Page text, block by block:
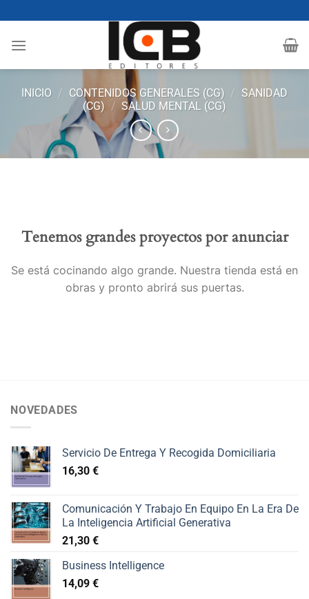
al
contenido
INICIO / CONTENIDOS GENERALES (CG) / SANIDAD
(CG) / SALUD MENTAL (CG)
Tenemos grandes proyectos por anunciar
Se está cocinando algo grande. Nuestra tienda está en
obras y pronto abrirá sus puertas.
NOVEDADES
Servicio De Entrega Y Recogida Domiciliaria
16,30 €
Comunicación Y Trabajo En Equipo En La Era De
La Inteligencia Artificial Generativa
21,30 €
Business Intelligence
14,09 €